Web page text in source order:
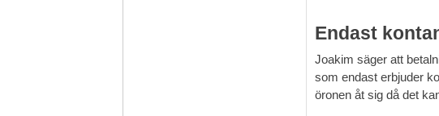
Endast
Joakim säger att
som endast erbjuder
öronen åt sig då det